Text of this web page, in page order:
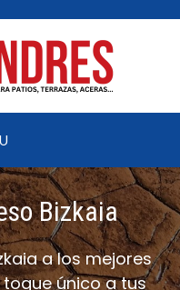
Bizkaia
a los mejores
único a tus